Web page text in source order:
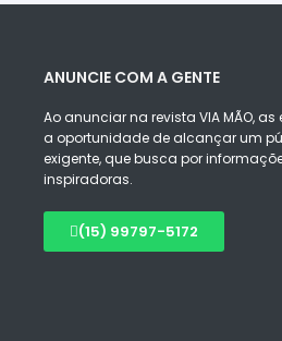
ANUNCIE COM A GENTE
Ao anunciar na revista VIA MÃO,
a oportunidade de alcançar um
exigente, que busca por
inspiradoras.
(15) 99797-5172